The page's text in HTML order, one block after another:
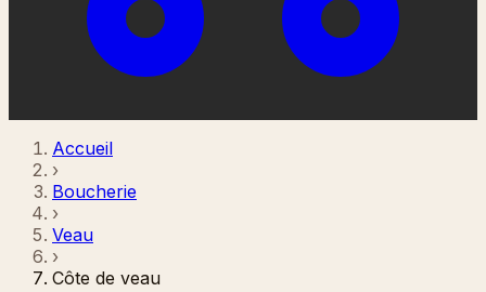
Accueil
›
Boucherie
›
Veau
›
Côte de veau